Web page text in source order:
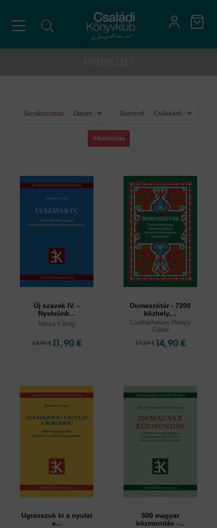
Sorakoztatás Sorrend
Új szavak IV. -
Nyelvünk...
Minya Károly
13,09 € 11,90 €
Dumaszótár - 7200
közhely,...
Cserháthalápy Halápy
Gábor
17,14 € 14,90 €
Ugrasszuk ki a nyulat
a...
500 magyar
közmondás -...